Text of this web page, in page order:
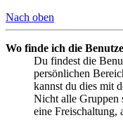
Nach oben
Wo finde ich die
Du findest die
persönlichen
kannst du dies mit
Nicht alle Gruppen
eine Freischaltung,